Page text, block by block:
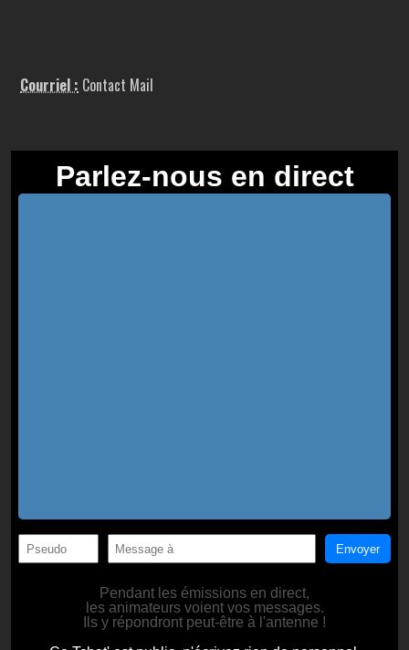
Courriel : Contact Mail